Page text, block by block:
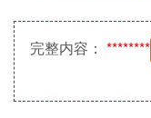
完整内容： ********